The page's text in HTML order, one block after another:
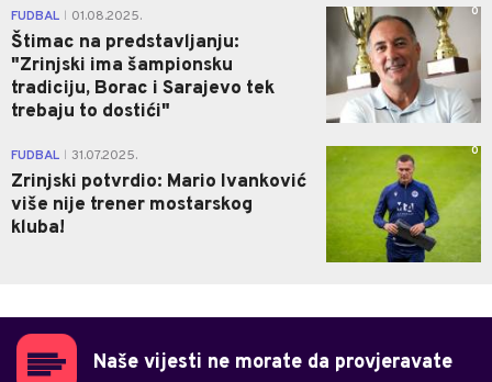
FUDBAL 01.08.2025.
Štimac na predstavljanju:
"Zrinjski ima šampionsku
tradiciju, Borac i Sarajevo tek
trebaju to dostići"
0
FUDBAL 31.07.2025.
Zrinjski potvrdio: Mario Ivanković
više nije trener mostarskog
kluba!
0
Naše vijesti ne morate da provjeravate